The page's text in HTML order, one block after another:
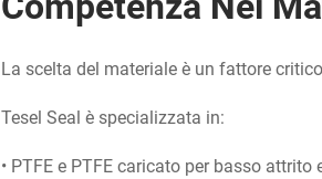
La scelta del materiale è un fattore
Tesel Seal è specializzata in:
• PTFE e PTFE caricato per basso